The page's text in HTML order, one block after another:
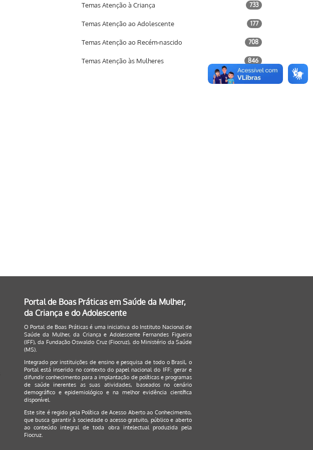
Temas Atenção à Criança 733
Temas Atenção ao Adolescente 177
Temas Atenção ao Recém-nascido 708
Temas Atenção às Mulheres 846
Portal de Boas Práticas em Saúde da Mulher,
da Criança e do Adolescente
O Portal de Boas Práticas é uma iniciativa do Instituto Nacional de
Saúde da Mulher, da Criança e Adolescente Fernandes Figueira
(IFF), da Fundação Oswaldo Cruz (Fiocruz), do Ministério da Saúde
(MS).
Integrado por instituições de ensino e pesquisa de todo o Brasil, o
Portal está inserido no contexto do papel nacional do IFF: gerar e
difundir conhecimento para a implantação de políticas e programas
de saúde inerentes as suas atividades, baseados no cenário
demográfico e epidemiológico e na melhor evidência científica
disponível.
Este site é regido pelaPolítica de Acesso Aberto ao Conhecimento,
que busca garantir à sociedade o acesso gratuito, público e aberto
ao conteúdo integral de toda obra intelectual produzida pela
Fiocruz.